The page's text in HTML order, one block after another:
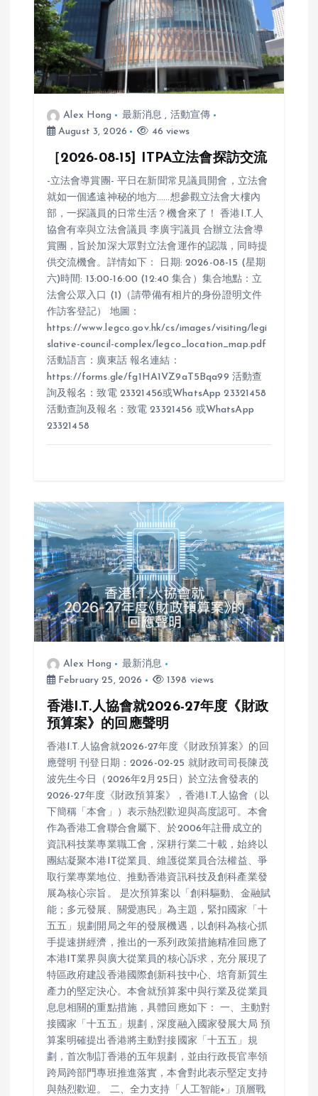
o
n
Alex Hong 最新消息 , 活動宣傳
August 3, 2026
46 views
［2026-08-15] ITPA立法會探訪交流
-立法會導賞團- 平日在新聞常見議員開會，立法會
就如一個遙遠神秘的地方……想參觀立法會大樓內
部，一探議員的日常生活？機會來了！ 香港I.T.人
協會有幸與立法會議員 李廣宇議員 合辦立法會導
賞團，旨於加深大眾對立法會運作的認識，同時提
供交流機會。詳情如下： 日期: 2026-08-15 (星期
六)時間: 13:00-16:00 (12:40 集合）集合地點：立
法會公眾入口 (1)（請帶備有相片的身份證明文件
作訪客登記） 地圖：
https://www.legco.gov.hk/cs/images/visiting/legi
slative-council-complex/legco_location_map.pdf
活動語言：廣東話 報名連結：
https://forms.gle/fg1HA1VZ9aT5Bqa99 活動查
詢及報名：致電 23321456或WhatsApp 23321458
活動查詢及報名：致電 23321456 或WhatsApp
23321458
Alex Hong
最新消息
February 25, 2026
1398 views
香港I.T.人協會就2026-27年度《財政
預算案》的回應聲明
香港I.T.人協會就2026-27年度《財政預算案》的回
應聲明 刊登日期：2026-02-25 就財政司司長陳茂
波先生今日（2026年2月25日）於立法會發表的
2026-27年度《財政預算案》，香港I.T.人協會（以
下簡稱「本會」）表示熱烈歡迎與高度認可。本會
作為香港工會聯合會屬下、於2006年註冊成立的
資訊科技業專業職工會，深耕行業二十載，始終以
團結凝聚本港IT從業員、維護從業員合法權益、爭
取行業專業地位、推動香港資訊科技及創科產業發
展為核心宗旨。 是次預算案以「創科驅動、金融賦
能；多元發展、關愛惠民」為主題，緊扣國家「十
五五」規劃開局之年的發展機遇，以創科為核心抓
手提速拼經濟，推出的一系列政策措施精准回應了
本港IT業界與廣大從業員的核心訴求，充分展現了
特區政府建設香港國際創新科技中心、培育新質生
產力的堅定決心。本會就預算案中與行業及從業員
息息相關的重點措施，具體回應如下： 一、主動對
接國家「十五五」規劃，深度融入國家發展大局 預
算案明確提出香港將主動對接國家「十五五」規
劃，首次制訂香港的五年規劃，並由行政長官率領
跨局跨部門專班推進落實，本會對此表示堅定支持
與熱烈歡迎。 二、全力支持「人工智能+」頂層戰